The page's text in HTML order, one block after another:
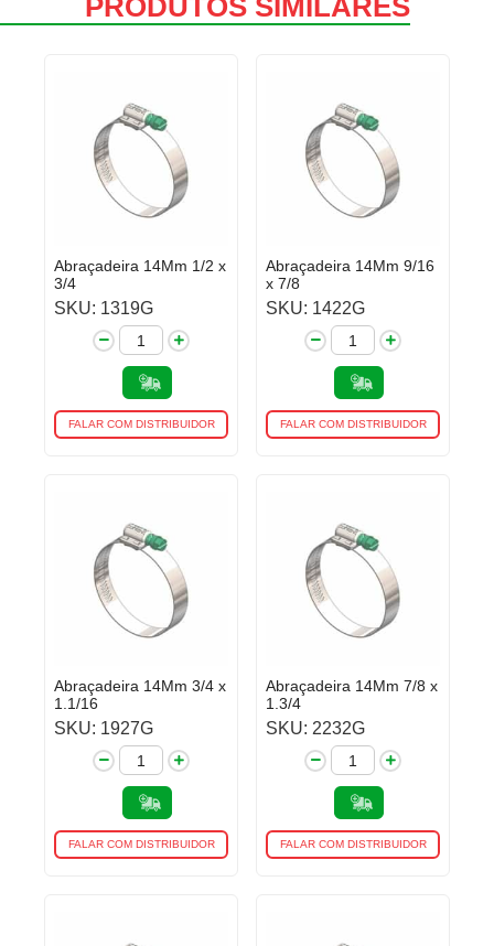
PRODUTOS SIMILARES
Abraçadeira 14Mm 1/2 x
3/4
SKU: 1319G
FALAR COM DISTRIBUIDOR
Abraçadeira 14Mm 9/16
x 7/8
SKU: 1422G
FALAR COM DISTRIBUIDOR
Abraçadeira 14Mm 3/4 x
1.1/16
SKU: 1927G
FALAR COM DISTRIBUIDOR
Abraçadeira 14Mm 7/8 x
1.3/4
SKU: 2232G
FALAR COM DISTRIBUIDOR